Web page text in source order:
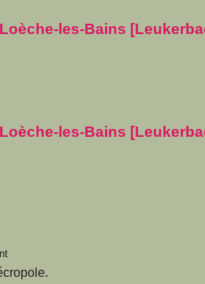
les-Bains
les-Bains